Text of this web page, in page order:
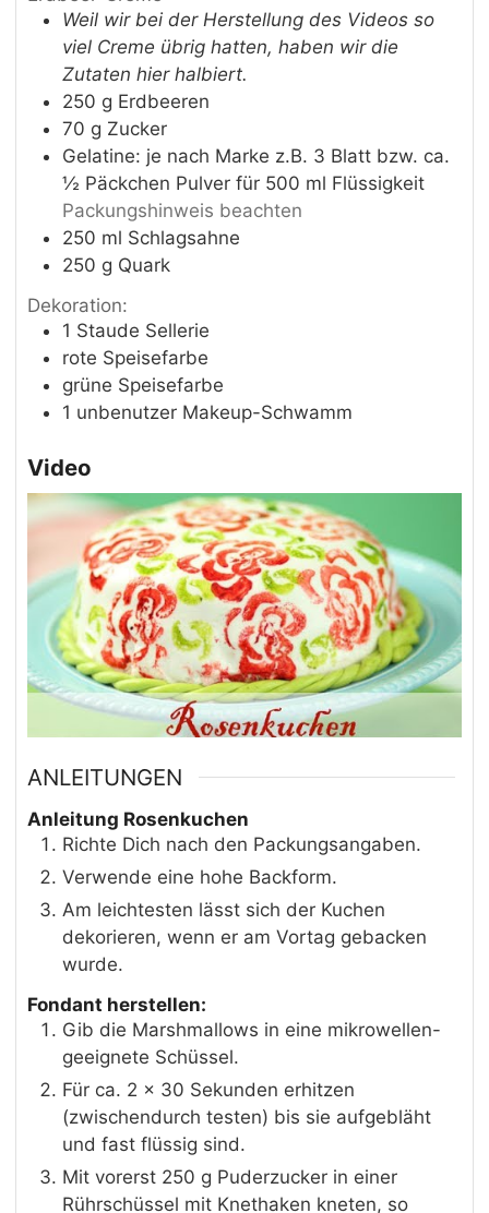
Weil wir bei der Herstellung des Videos so
viel Creme übrig hatten, haben wir die
Zutaten hier halbiert.
250 g Erdbeeren
70 g Zucker
Gelatine: je nach Marke z.B. 3 Blatt bzw. ca.
½ Päckchen Pulver für 500 ml Flüssigkeit
Packungshinweis beachten
250 ml Schlagsahne
250 g Quark
Dekoration:
1 Staude Sellerie
rote Speisefarbe
grüne Speisefarbe
1 unbenutzer Makeup-Schwamm
Video
ANLEITUNGEN
Anleitung Rosenkuchen
Richte Dich nach den Packungsangaben.
Verwende eine hohe Backform.
Am leichtesten lässt sich der Kuchen
dekorieren, wenn er am Vortag gebacken
wurde.
Fondant herstellen:
Gib die Marshmallows in eine mikrowellen-
geeignete Schüssel.
Für ca. 2 x 30 Sekunden erhitzen
(zwischendurch testen) bis sie aufgebläht
und fast flüssig sind.
Mit vorerst 250 g Puderzucker in einer
Rührschüssel mit Knethaken kneten, so